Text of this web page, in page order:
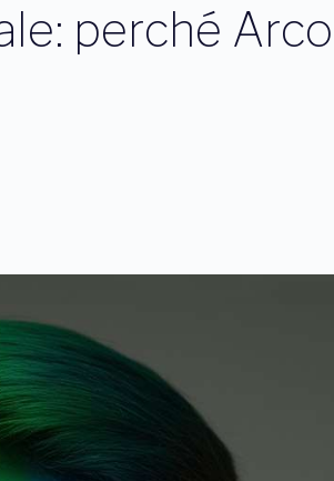
perché